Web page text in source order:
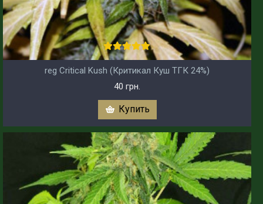
reg Critical Kush (Критикал Куш ТГК 24%)
40 грн.
Купить